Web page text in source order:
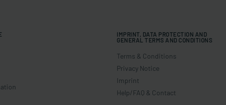
IMPRINT, DATA PROTECTION AND
GENERAL TERMS AND CONDITIONS
Terms & Conditions
Privacy Notice
Imprint
Help/FAQ & Contact